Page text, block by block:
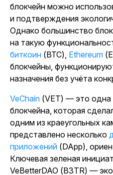
блокчейн можно
и подтверждения
Однако большинство
на такую
биткоин (BTC), Ethereum
блокчейны,
назначения без учёта
VeChain (VET) — это одна
блокчейна, которая
одним из краеугольных
представлено несколько
приложений (DApp),
Ключевая зеленая
VeBetterDAO (B3TR) —